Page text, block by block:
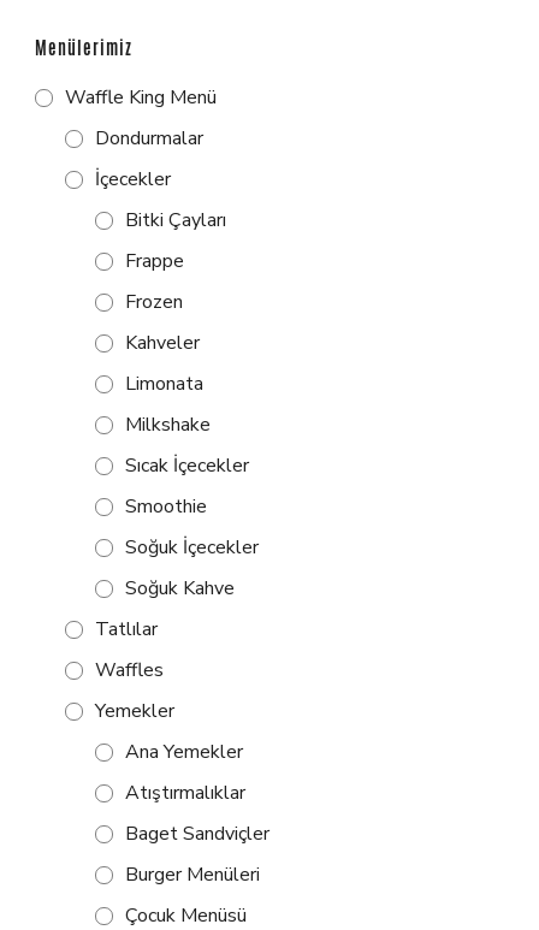
Menülerimiz
Waffle King Menü
Dondurmalar
İçecekler
Bitki Çayları
Frappe
Frozen
Kahveler
Limonata
Milkshake
Sıcak İçecekler
Smoothie
Soğuk İçecekler
Soğuk Kahve
Tatlılar
Waffles
Yemekler
Ana Yemekler
Atıştırmalıklar
Baget Sandviçler
Burger Menüleri
Çocuk Menüsü